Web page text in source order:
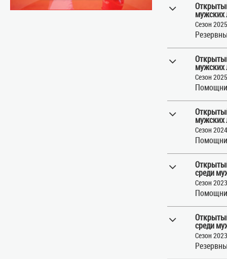
мужских
Сезон
мужских
Сезон
мужских
Сезон
среди
Сезон
среди
Сезон